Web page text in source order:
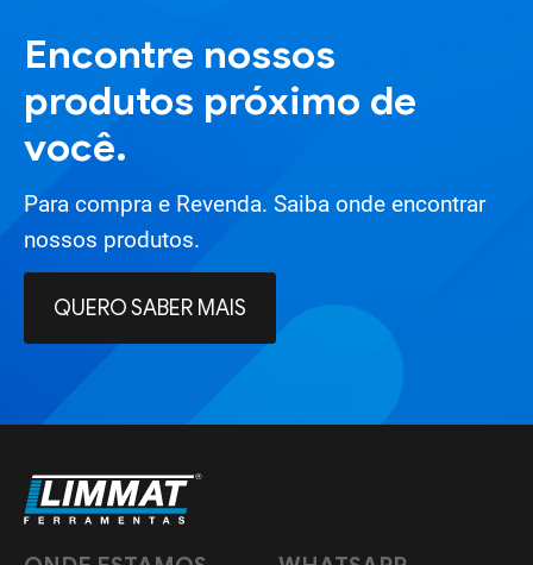
Encontre nossos
produtos próximo de
você.
Para compra e Revenda. Saiba onde encontrar
nossos produtos.
QUERO SABER MAIS